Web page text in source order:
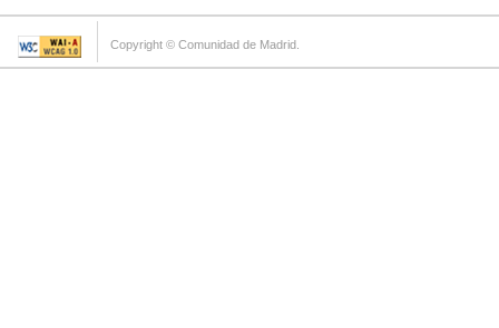
Copyright © Comunidad de Madrid.